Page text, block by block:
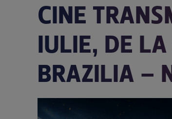
CINE
IULIE, DE
BRAZILIA –